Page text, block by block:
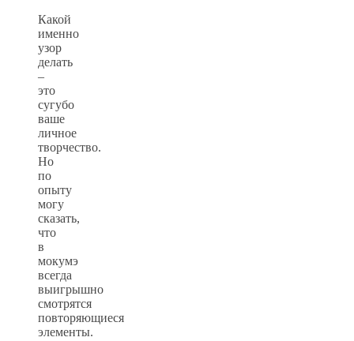
Какой
именно
узор
делать
–
это
сугубо
ваше
личное
творчество.
Но
по
опыту
могу
сказать,
что
в
мокумэ
всегда
выигрышно
смотрятся
повторяющиеся
элементы.